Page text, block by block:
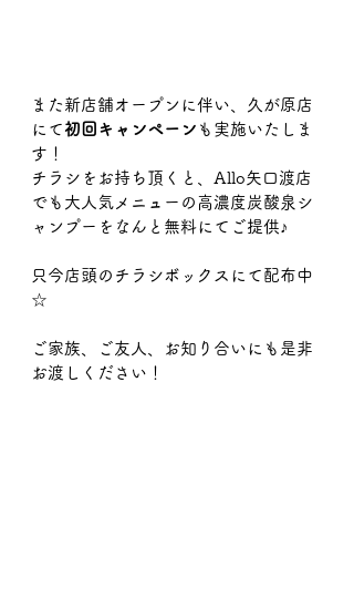
また新店舗オープンに伴い、久が原店
にて初回キャンペーン も実施いたしま
す！
チラシをお持ち頂くと、Allo矢口渡店
でも大人気メニューの高濃度炭酸泉シ
ャンプーをなんと無料にてご提供♪
只今店頭のチラシボックスにて配布中
☆
ご家族、ご友人、お知り合いにも是非
お渡しください！